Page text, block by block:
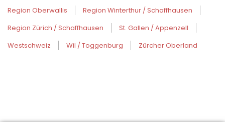
Region Oberwallis
Region Winterthur / Schaffhausen
Region Zürich / Schaffhausen
St. Gallen / Appenzell
Westschweiz
Wil / Toggenburg Zürcher Oberland